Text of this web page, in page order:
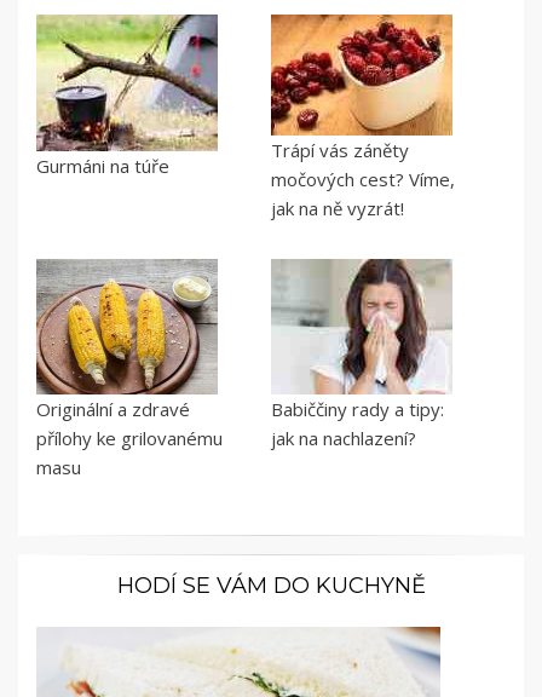
Gurmáni na túře
Trápí vás záněty
močových cest? Víme,
jak na ně vyzrát!
Originální a zdravé
přílohy ke grilovanému
masu
Babiččiny rady a tipy:
jak na nachlazení?
HODÍ SE VÁM DO KUCHYNĚ